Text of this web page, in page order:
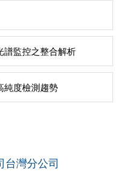
譜監控之整合解析
純度檢測趨勢
台灣分公司